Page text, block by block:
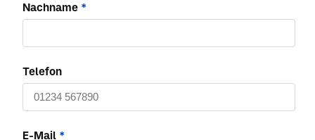
Nachname *
Telefon
E-Mail *